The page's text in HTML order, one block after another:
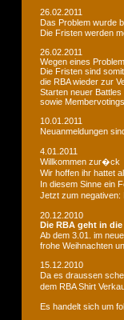
26.02.2011
Das Problem wurde
Die Fristen werden
26.02.2011
Wegen eines
Die Fristen sind
die RBA wieder zur
Starten neuer Battles
sowie
10.01.2011
Neuanmeldungen
4.01.2011
Willkommen zur�ck
Wir hoffen ihr hattet
In diesem Sinne ein
Jetzt zum negativen:
20.12.2010
Die RBA geht in
Ab dem 3.01. im
frohe Weihnachten
15.12.2010
Da es draussen
dem RBA Shirt
Es handelt sich um